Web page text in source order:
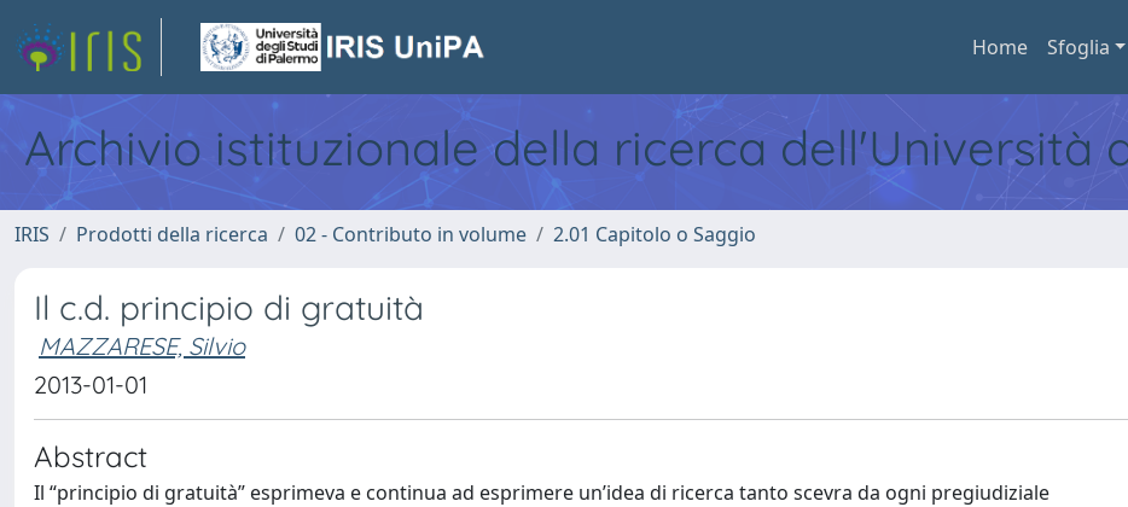
Home Sfoglia
Archivio istituzionale della ricerca dell'Università
IRIS Prodotti della ricerca 02 - Contributo in volume 2.01 Capitolo o Saggio
Il c.d. principio di gratuità
MAZZARESE, Silvio
2013-01-01
Abstract
Il “principio di gratuità” esprimeva e continua ad esprimere un’idea di ricerca tanto scevra da ogni pregiudiziale